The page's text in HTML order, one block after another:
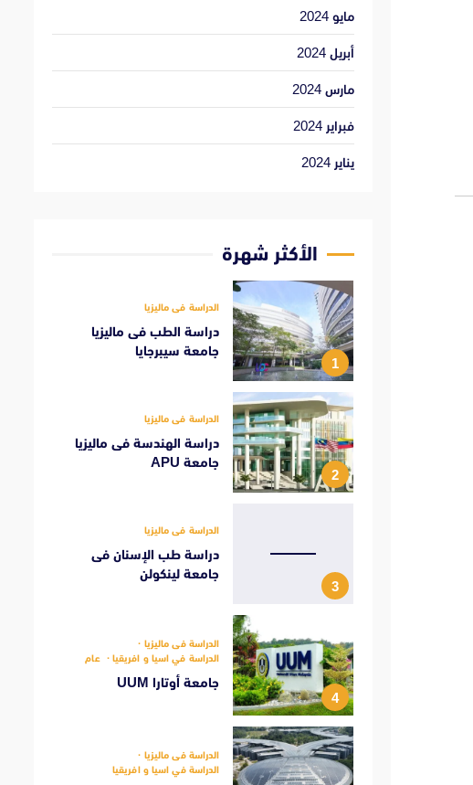
مايو 2024
أبريل 2024
مارس 2024
فبراير 2024
يناير 2024
الأكثر شهرة
1
الدراسة فى ماليزيا
دراسة الطب فى ماليزيا
جامعة سيبرجايا
2
الدراسة فى ماليزيا
دراسة الهندسة فى ماليزيا
جامعة APU
3
الدراسة فى ماليزيا
دراسة طب الإسنان فى
جامعة لينكولن
4
الدراسة فى ماليزيا
الدراسة في اسيا و افريقيا
عام
جامعة أوتارا UUM
الدراسة فى ماليزيا
الدراسة في اسيا و افريقيا